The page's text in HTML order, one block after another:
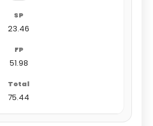
23.46
51.98
75.44